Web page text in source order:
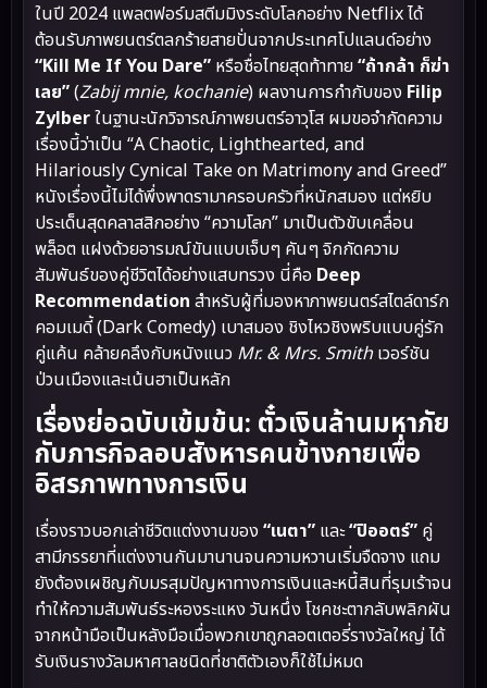
ในปี 2024 แพลตฟอร์มสตีมมิงระดับโลกอย่าง Netflix ได้
ต้อนรับภาพยนตร์ตลกร้ายสายปั่นจากประเทศโปแลนด์อย่าง
“Kill Me If You Dare” หรือชื่อไทยสุดท้าทาย“ถ้ากล้า ก็ฆ่า
เลย”(Zabij mnie, kochanie) ผลงานการกำกับของ Filip
Zylberในฐานะนักวิจารณ์ภาพยนตร์อาวุโส ผมขอจำกัดความ
เรื่องนี้ว่าเป็น “A Chaotic, Lighthearted, and
Hilariously Cynical Take on Matrimony and Greed”
หนังเรื่องนี้ไม่ได้พึ่งพาดรามาครอบครัวที่หนักสมอง แต่หยิบ
ประเด็นสุดคลาสสิกอย่าง “ความโลภ” มาเป็นตัวขับเคลื่อน
พล็อต แฝงด้วยอารมณ์ขันแบบเจ็บๆ คันๆ จิกกัดความ
สัมพันธ์ของคู่ชีวิตได้อย่างแสบทรวง นี่คือ Deep
Recommendation สำหรับผู้ที่มองหาภาพยนตร์สไตล์ดาร์ก
คอมเมดี้ (Dark Comedy) เบาสมอง ชิงไหวชิงพริบแบบคู่รัก
คู่แค้น คล้ายคลึงกับหนังแนว Mr. & Mrs. Smithเวอร์ชัน
ป่วนเมืองและเน้นฮาเป็นหลัก
เรื่องย่อฉบับเข้มข้น: ตั๋วเงินล้านมหาภัย
กับภารกิจลอบสังหารคนข้างกายเพื่อ
อิสรภาพทางการเงิน
เรื่องราวบอกเล่าชีวิตแต่งงานของ “เนตา” และ“ปิออตร์” คู่
สามีภรรยาที่แต่งงานกันมานานจนความหวานเริ่มจืดจาง แถม
ยังต้องเผชิญกับมรสุมปัญหาทางการเงินและหนี้สินที่รุมเร้าจน
ทำให้ความสัมพันธ์ระหองระแหง วันหนึ่ง โชคชะตากลับพลิกผัน
จากหน้ามือเป็นหลังมือเมื่อพวกเขาถูกลอตเตอรี่รางวัลใหญ่ ได้
รับเงินรางวัลมหาศาลชนิดที่ชาติตัวเองก็ใช้ไม่หมด